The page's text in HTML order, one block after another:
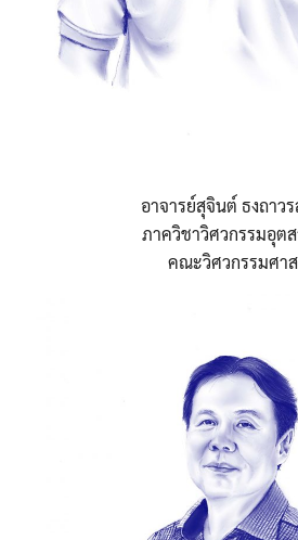
อาจารย์สุจินต์ ธงถาว
ภาควิชาวิศวกรรมอุต
คณะวิศวกรรมศา